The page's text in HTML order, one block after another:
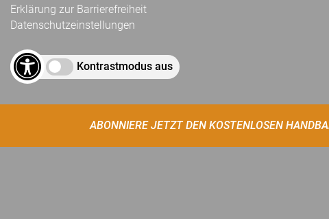
Erklärung zur Barrierefreiheit
Datenschutzeinstellungen
Kontrastmodus aus
ABONNIERE JETZT DEN KOSTENLOSEN